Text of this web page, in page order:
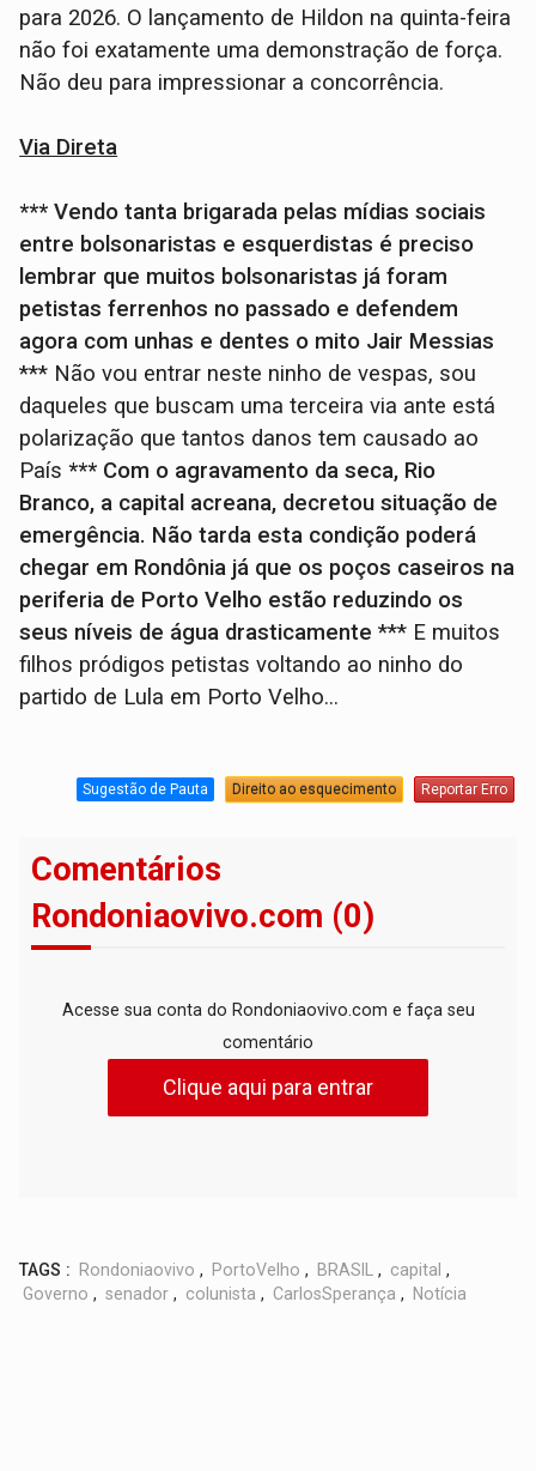
para 2026. O lançamento de Hildon na quinta-feira
não foi exatamente uma demonstração de força.
Não deu para impressionar a concorrência.
Via Direta
*** Vendo tanta brigarada pelas mídias sociais
entre bolsonaristas e esquerdistas é preciso
lembrar que muitos bolsonaristas já foram
petistas ferrenhos no passado e defendem
agora com unhas e dentes o mito Jair Messias
*** Não vou entrar neste ninho de vespas, sou
daqueles que buscam uma terceira via ante está
polarização que tantos danos tem causado ao
País*** Com o agravamento da seca, Rio
Branco, a capital acreana, decretou situação de
emergência. Não tarda esta condição poderá
chegar em Rondônia já que os poços caseiros na
periferia de Porto Velho estão reduzindo os
seus níveis de água drasticamente*** E muitos
filhos pródigos petistas voltando ao ninho do
partido de Lula em Porto Velho...
Sugestão de Pauta Direito ao esquecimento Reportar Erro
Comentários
Rondoniaovivo.com (0)
Acesse sua conta do Rondoniaovivo.com e faça seu
comentário
Clique aqui para entrar
TAGS : Rondoniaovivo , PortoVelho , BRASIL , capital ,
Governo , senador , colunista , CarlosSperança , Notícia